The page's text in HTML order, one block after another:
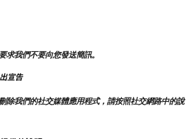
求我們不要向您發送簡訊。
宣告
除我們的社交媒體應用程式，請按照社交網路中的說